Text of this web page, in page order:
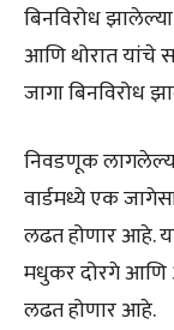
बिनविरोध
आणि थोरात यांचे
जागा बिनविरोध
निवडणूक
वार्डमध्ये एक
लढत होणार आहे.
मधुकर दोरगे आणि
लढत होणार आहे.